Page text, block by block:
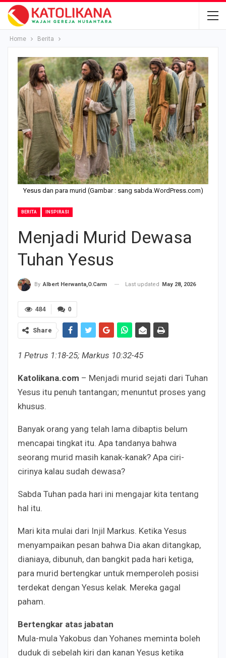
Home Berita
Yesus dan para murid (Gambar : sang sabda.WordPress.com)
BERITA INSPIRASI
Menjadi Murid Dewasa
Tuhan Yesus
By Albert Herwanta,O.Carm Last updated May 28, 2026
0
484
Share
1 Petrus 1:18-25; Markus 10:32-45
Katolikana.com – Menjadi murid sejati dari Tuhan
Yesus itu penuh tantangan; menuntut proses yang
khusus.
Banyak orang yang telah lama dibaptis belum
mencapai tingkat itu. Apa tandanya bahwa
seorang murid masih kanak-kanak? Apa ciri-
cirinya kalau sudah dewasa?
Sabda Tuhan pada hari ini mengajar kita tentang
hal itu.
Mari kita mulai dari Injil Markus. Ketika Yesus
menyampaikan pesan bahwa Dia akan ditangkap,
dianiaya, dibunuh, dan bangkit pada hari ketiga,
para murid bertengkar untuk memperoleh posisi
terdekat dengan Yesus kelak. Mereka gagal
paham.
Bertengkar atas jabatan
Mula-mula Yakobus dan Yohanes meminta boleh
duduk di sebelah kiri dan kanan Yesus ketika